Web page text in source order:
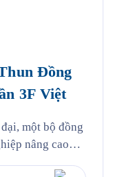
Đồng
3F Việt
một bộ đồng
nâng cao